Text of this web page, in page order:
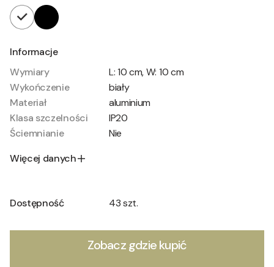
Informacje
Wymiary
L: 10 cm, W: 10 cm
Wykończenie
biały
Materiał
aluminium
Klasa szczelności
IP20
Ściemnianie
Nie
Więcej danych
Dostępność 43 szt.
Zobacz gdzie kupić